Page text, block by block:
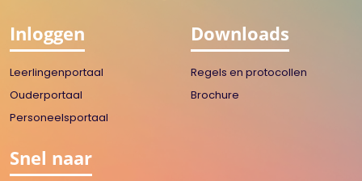
Inloggen
Leerlingenportaal
Ouderportaal
Personeelsportaal
Downloads
Regels en protocollen
Brochure
Snel naar